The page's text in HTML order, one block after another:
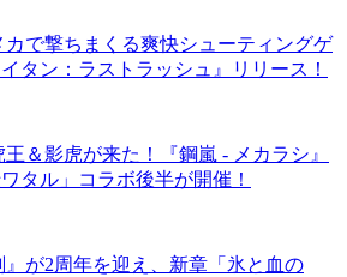
カで撃ちまくる爽快シューティングゲ
タン：ラストラッシュ』リリース！
＆影虎が来た！『鋼嵐 - メカラシ』
タル」コラボ後半が開催！
』が2周年を迎え、新章「氷と血の